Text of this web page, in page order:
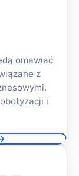
omawiać
z
i